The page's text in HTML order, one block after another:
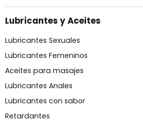
Lubricantes y Aceites
Lubricantes Sexuales
Lubricantes Femeninos
Aceites para masajes
Lubricantes Anales
Lubricantes con sabor
Retardantes